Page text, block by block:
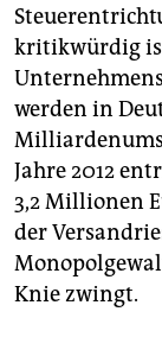
kritikwürdig
werden in
Jahre 2012
3,2 Millionen
der
Knie zwingt.